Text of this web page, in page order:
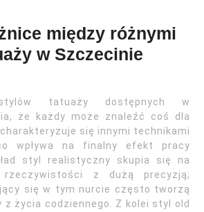
między różnymi
w Szczecinie
stylów tatuaży dostępnych w
że każdy może znaleźć coś dla
się innymi technikami
wpływa na finalny efekt pracy
styl realistyczny skupia się na
rzeczywistości z dużą precyzją;
się w tym nurcie często tworzą
życia codziennego. Z kolei styl old